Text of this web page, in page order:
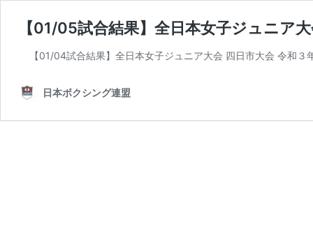
【01/05試合結果】全日本女子ジュニア
【01/04試合結果】全日本女子ジュニア大会 四日市大会 令和３
日本ボクシング連盟